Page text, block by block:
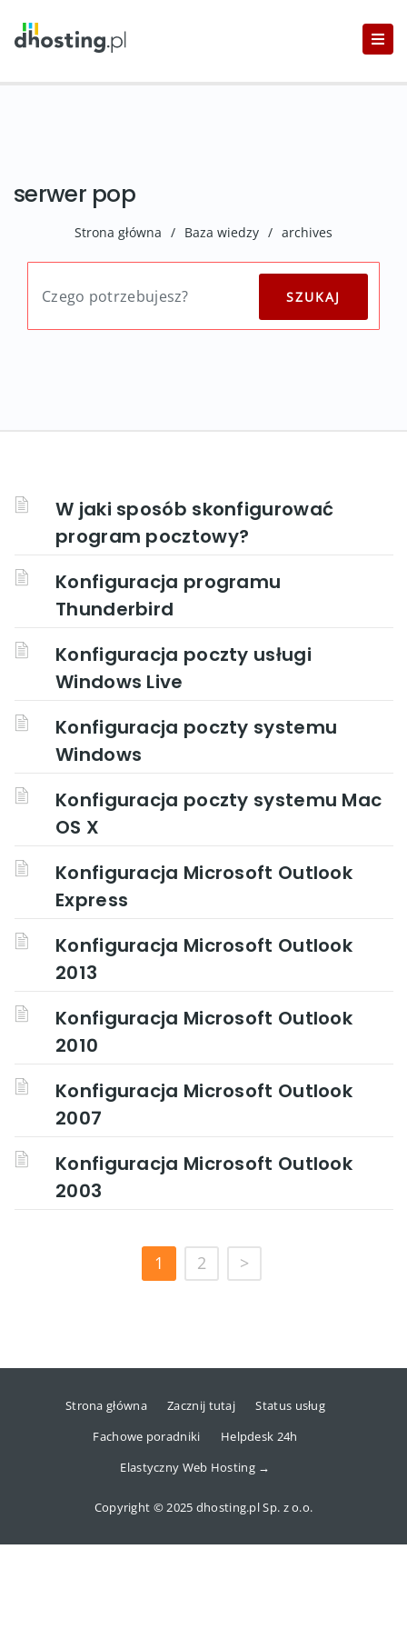
serwer pop
Strona główna / Baza wiedzy / archives
W jaki sposób skonfigurować
program pocztowy?
Konfiguracja programu
Thunderbird
Konfiguracja poczty usługi
Windows Live
Konfiguracja poczty systemu
Windows
Konfiguracja poczty systemu Mac
OS X
Konfiguracja Microsoft Outlook
Express
Konfiguracja Microsoft Outlook
2013
Konfiguracja Microsoft Outlook
2010
Konfiguracja Microsoft Outlook
2007
Konfiguracja Microsoft Outlook
2003
1 2 >
Strona główna Zacznij tutaj
Status usług
Fachowe poradniki
Helpdesk 24h
Elastyczny Web Hosting →
Copyright © 2025 dhosting.pl Sp. z o.o.